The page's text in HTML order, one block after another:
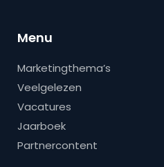
Menu
Marketingthema’s
Veelgelezen
Vacatures
Jaarboek
Partnercontent